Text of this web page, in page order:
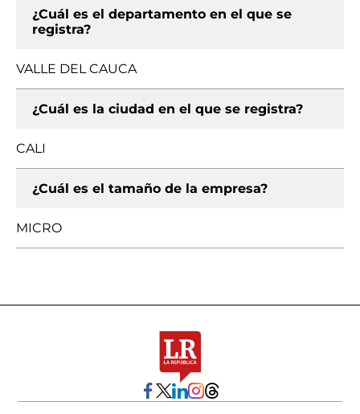
¿Cuál es el departamento en el que se
registra?
VALLE DEL CAUCA
¿Cuál es la ciudad en el que se registra?
CALI
¿Cuál es el tamaño de la empresa?
MICRO